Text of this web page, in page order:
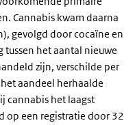
Cannabis kwam daarna
gevolgd door cocaïne en
het aantal nieuwe
zijn, verschilde per
aandeel herhaalde
cannabis het laagst
op een registratie door 32